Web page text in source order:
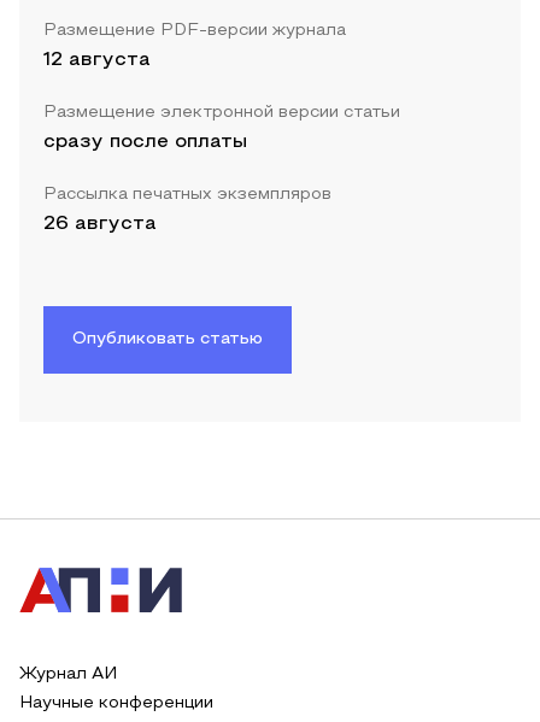
Размещение PDF-версии журнала
12 августа
Размещение электронной версии статьи
сразу после оплаты
Рассылка печатных экземпляров
26 августа
Опубликовать статью
Журнал АИ
Научные конференции